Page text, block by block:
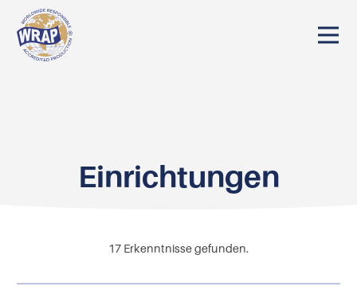
Einrichtungen
17 Erkenntnisse gefunden.